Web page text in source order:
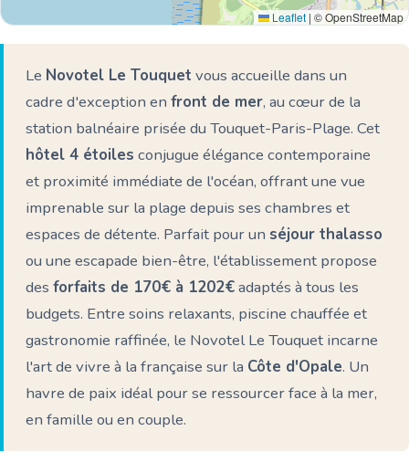
Leaflet | © OpenStreetMap
Le Novotel Le Touquet vous accueille dans un
cadre d'exception en front de mer, au cœur de la
station balnéaire prisée du Touquet-Paris-Plage. Cet
hôtel 4 étoiles conjugue élégance contemporaine
et proximité immédiate de l'océan, offrant une vue
imprenable sur la plage depuis ses chambres et
espaces de détente. Parfait pour un séjour thalasso
ou une escapade bien-être, l'établissement propose
des forfaits de 170€ à 1202€adaptés à tous les
budgets. Entre soins relaxants, piscine chauffée et
gastronomie raffinée, le Novotel Le Touquet incarne
l'art de vivre à la française sur la Côte d'Opale. Un
havre de paix idéal pour se ressourcer face à la mer,
en famille ou en couple.